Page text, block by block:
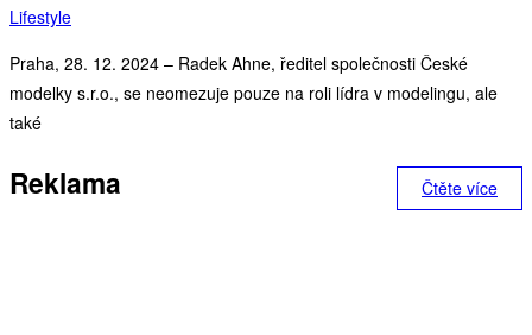
Lifestyle
Praha, 28. 12. 2024 – Radek Ahne, ředitel společnosti České
modelky s.r.o., se neomezuje pouze na roli lídra v modelingu, ale
také
Čtěte více
Reklama